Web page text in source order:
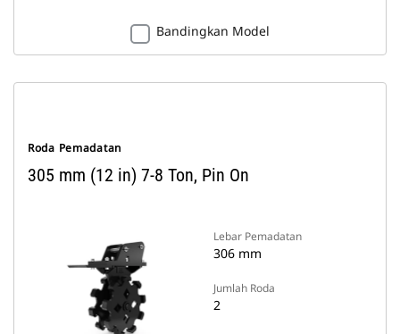
Bandingkan Model
Roda Pemadatan
305 mm (12 in) 7-8 Ton, Pin On
Lebar Pemadatan
306 mm
Jumlah Roda
2